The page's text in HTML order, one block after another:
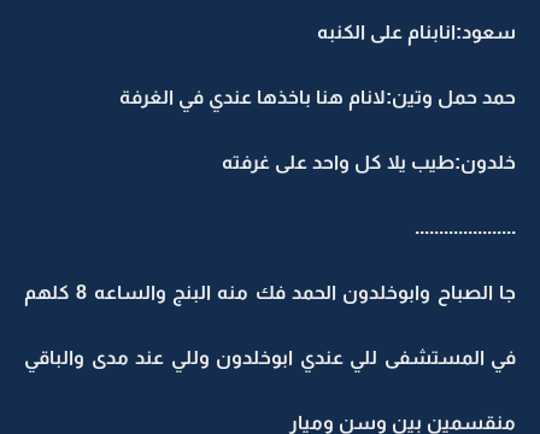
سعود:انابنام على الكنبه
حمد حمل وتين:لانام هنا باخذها عندي في الغرفة
خلدون:طيب يلا كل واحد على غرفته
.....................
جا الصباح وابوخلدون الحمد فك منه البنج والساعه 8 كلهم
في المستشفى للي عندي ابوخلدون وللي عند مدى والباقي
منقسمين بين وسن وميار